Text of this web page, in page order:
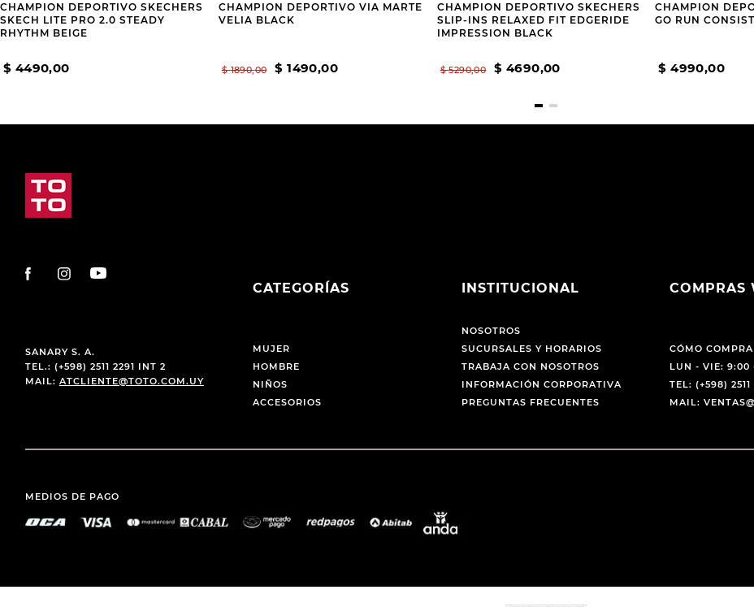
CHAMPION DEPORTIVO SKECHERS
SKECH LITE PRO 2.0 STEADY
RHYTHM BEIGE
$ 4490,00
CHAMPION DEPORTIVO VIA MARTE
VELIA BLACK
$ 1890,00 $ 1490,00
CHAMPION DEPORTIVO SKECHERS
SLIP-INS RELAXED FIT EDGERIDE
IMPRESSION BLACK
$ 5290,00 $ 4690,00
CHAMPION
GO RUN
$ 4990,00
SANARY S. A.
TEL.: (+598) 2511 2291 INT 2
MAIL: ATCLIENTE@TOTO.COM.UY
CATEGORÍAS
MUJER
HOMBRE
NIÑOS
ACCESORIOS
INSTITUCIONAL
NOSOTROS
SUCURSALES Y HORARIOS
TRABAJA CON NOSOTROS
INFORMACIÓN CORPORATIVA
PREGUNTAS FRECUENTES
COMPRAS
CÓMO
LUN - VIE: 9:00
TEL: (+598) 2511
MAIL:
MEDIOS DE PAGO